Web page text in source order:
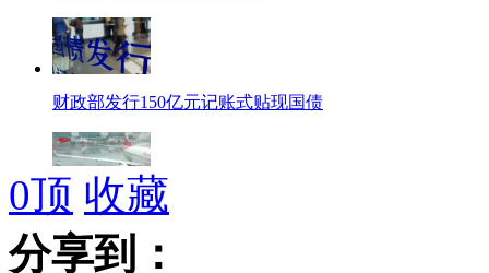
财政部发行150亿元记账式贴现国债
民航局调查两起旅客冲闯事件
0顶 收藏
分享到：